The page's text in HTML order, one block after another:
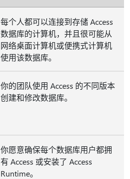
每个人都可以连接到存储 Access
数据库的计算机，并且很可能从
网络桌面计算机或便携式计算机
使用该数据库。
你的团队使用 Access 的不同版本
创建和修改数据库。
你愿意确保每个数据库用户都拥
有 Access 或安装了 Access
Runtime。